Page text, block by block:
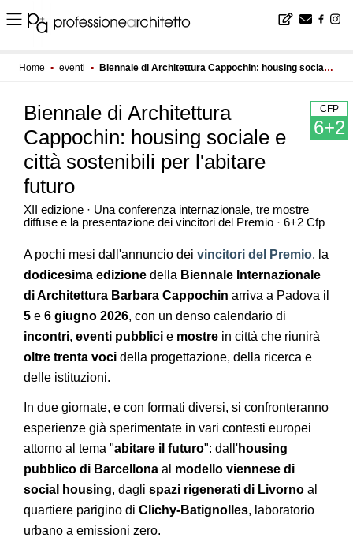
Home ▪ eventi ▪ Biennale di Architettura Cappochin: housing sociale e città sostenibili per l'abitare futuro
CFP
6+2
Biennale di Architettura
Cappochin: housing sociale e
città sostenibili per l'abitare
futuro
XII edizione · Una conferenza internazionale, tre mostre
diffuse e la presentazione dei vincitori del Premio · 6+2 Cfp
A pochi mesi dall'annuncio dei vincitori del Premio, la
dodicesima edizione della Biennale Internazionale
di Architettura Barbara Cappochin arriva a Padova il
5 e 6 giugno 2026, con un denso calendario di
incontri, eventi pubblici e mostre in città che riunirà
oltre trenta voci della progettazione, della ricerca e
delle istituzioni.
In due giornate, e con formati diversi, si confronteranno
esperienze già sperimentate in vari contesti europei
attorno al tema "abitare il futuro": dall'housing
pubblico di Barcellona al modello viennese di
social housing, dagli spazi rigenerati di Livorno al
quartiere parigino di Clichy-Batignolles, laboratorio
urbano a emissioni zero.